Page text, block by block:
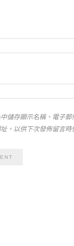
中儲存顯示名稱、電子郵
，以供下次發佈留言時